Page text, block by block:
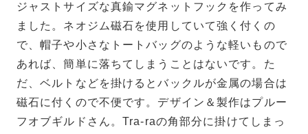
ジャストサイズな真鍮マグネットフックを作ってみ
ました。ネオジム磁石を使用していて強く付くの
で、帽子や小さなトートバッグのような軽いもので
あれば、簡単に落ちてしまうことはないです。た
だ、ベルトなどを掛けるとバックルが金属の場合は
磁石に付くので不便です。デザイン＆製作はプルー
フオブギルドさん。Tra-raの角部分に掛けてしまっ